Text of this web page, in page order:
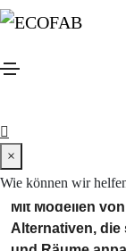
×
Wie können wir
Wie viele
In einer Welt, die
wirtschaftliche
Wohnungen
Mit Modellen
Alternativen,